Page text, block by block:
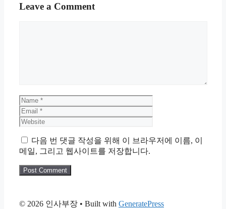
Leave a Comment
Name
다음 번 댓글 작성을 위해 이 브라우저에 이름, 이
메일, 그리고 웹사이트를 저장합니다.
© 2026 인사부장 • Built with GeneratePress